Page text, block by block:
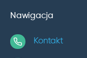
Nawigacja
Kontakt